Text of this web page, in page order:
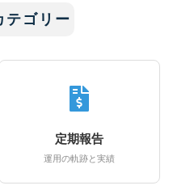
テゴリー
定期報告
運用の軌跡と実績